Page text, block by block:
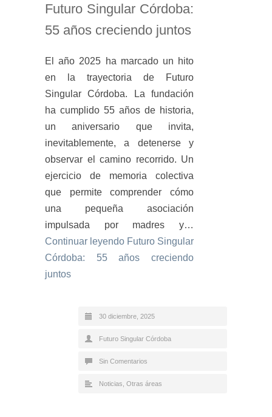
Futuro Singular Córdoba:
55 años creciendo juntos
El año 2025 ha marcado un hito
en la trayectoria de Futuro
Singular Córdoba. La fundación
ha cumplido 55 años de historia,
un aniversario que invita,
inevitablemente, a detenerse y
observar el camino recorrido. Un
ejercicio de memoria colectiva
que permite comprender cómo
una pequeña asociación
impulsada por madres y…
Continuar leyendo Futuro Singular
Córdoba: 55 años creciendo
juntos
30 diciembre, 2025
Futuro Singular Córdoba
Sin Comentarios
Noticias Otras áreas